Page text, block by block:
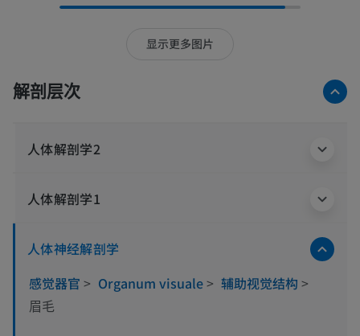
显示更多图片
解剖层次
人体解剖学2
人体解剖学1
人体神经解剖学
感觉器官 > Organum visuale> 辅助视觉结构 >
眉毛